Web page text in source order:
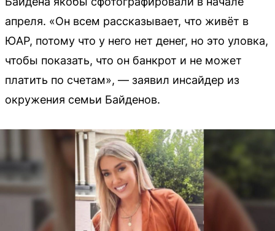
апреля. «Он всем рассказывает, что живёт в
ЮАР, потому что у него нет денег, но это уловка,
чтобы показать, что он банкрот и не может
платить по счетам», — заявил инсайдер из
окружения семьи Байденов.